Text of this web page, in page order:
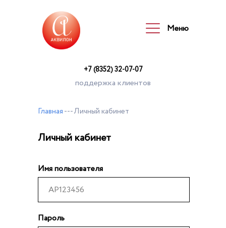
Меню
+7 (8352) 32-07-07
поддержка клиентов
Личный кабинет
Главная--- Личный кабинет
Имя пользователя
Пароль